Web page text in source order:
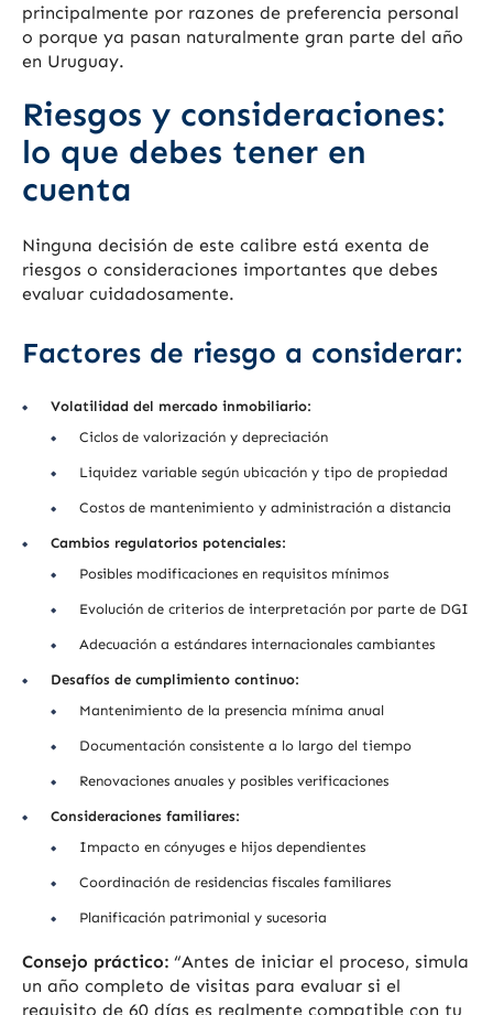
principalmente por razones de preferencia personal
o porque ya pasan naturalmente gran parte del año
en Uruguay.
Riesgos y consideraciones:
lo que debes tener en
cuenta
Ninguna decisión de este calibre está exenta de
riesgos o consideraciones importantes que debes
evaluar cuidadosamente.
Factores de riesgo a considerar:
Volatilidad del mercado inmobiliario:
Ciclos de valorización y depreciación
Liquidez variable según ubicación y tipo de propiedad
Costos de mantenimiento y administración a distancia
Cambios regulatorios potenciales:
Posibles modificaciones en requisitos mínimos
Evolución de criterios de interpretación por parte de DGI
Adecuación a estándares internacionales cambiantes
Desafíos de cumplimiento continuo:
Mantenimiento de la presencia mínima anual
Documentación consistente a lo largo del tiempo
Renovaciones anuales y posibles verificaciones
Consideraciones familiares:
Impacto en cónyuges e hijos dependientes
Coordinación de residencias fiscales familiares
Planificación patrimonial y sucesoria
Consejo práctico: “Antes de iniciar el proceso, simula
un año completo de visitas para evaluar si el
requisito de 60 días es realmente compatible con tu